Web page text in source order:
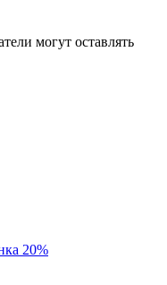
могут оставлять
20%